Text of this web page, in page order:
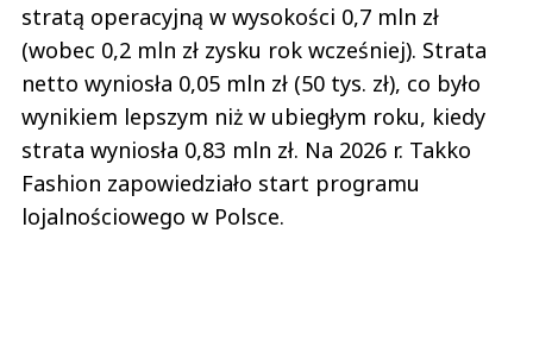
stratą operacyjną w wysokości 0,7 mln zł
(wobec 0,2 mln zł zysku rok wcześniej). Strata
netto wyniosła 0,05 mln zł (50 tys. zł), co było
wynikiem lepszym niż w ubiegłym roku, kiedy
strata wyniosła 0,83 mln zł. Na 2026 r. Takko
Fashion zapowiedziało start programu
lojalnościowego w Polsce.